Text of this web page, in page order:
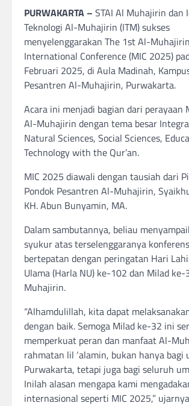
PURWAKARTA – STAI Al Muhajirin
Teknologi Al-Muhajirin (ITM) sukses
menyelenggarakan The 1st Al-Muhajirin
International Conference (MIC 2025)
Februari 2025, di Aula Madinah,
Pesantren Al-Muhajirin, Purwakarta.
Acara ini menjadi bagian dari perayaan
Al-Muhajirin dengan tema besar
Natural Sciences, Social Sciences,
Technology with the Qur’an.
MIC 2025 diawali dengan tausiah dari
Pondok Pesantren Al-Muhajirin,
KH. Abun Bunyamin, MA.
Dalam sambutannya, beliau
syukur atas terselenggaranya
bertepatan dengan peringatan Hari
Ulama (Harla NU) ke-102 dan Milad
Muhajirin.
“Alhamdulillah, kita dapat
dengan baik. Semoga Milad ke-32 ini
memperkuat peran dan manfaat Al-
rahmatan lil ‘alamin, bukan hanya bagi
Purwakarta, tetapi juga bagi seluruh
Inilah alasan mengapa kami
internasional seperti MIC 2025,”